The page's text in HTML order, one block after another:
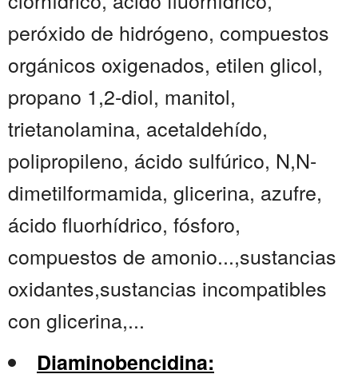
peróxido de hidrógeno, compuestos
orgánicos oxigenados, etilen glicol,
propano 1,2-diol, manitol,
trietanolamina, acetaldehído,
polipropileno, ácido sulfúrico, N,N-
dimetilformamida, glicerina, azufre,
ácido fluorhídrico, fósforo,
compuestos de amonio...,sustancias
oxidantes,sustancias incompatibles
con glicerina,...
Diaminobencidina: